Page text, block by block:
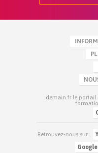
demain.fr le portail
Retrouvez-nous sur :